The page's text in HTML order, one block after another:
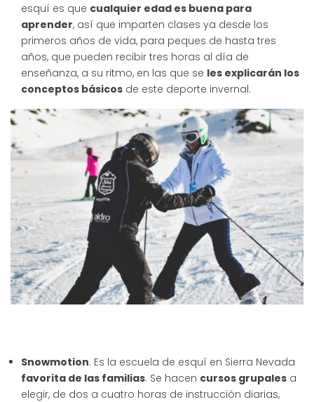
esquí es que cualquier edad es buena para
aprender, así que imparten clases ya desde los
primeros años de vida, para peques de hasta tres
años, que pueden recibir tres horas al día de
enseñanza, a su ritmo, en las que se les explicarán los
conceptos básicos de este deporte invernal.
Snowmotion. Es la escuela de esquí en Sierra Nevada
favorita de las familias. Se hacen cursos grupales a
elegir, de dos a cuatro horas de instrucción diarias,